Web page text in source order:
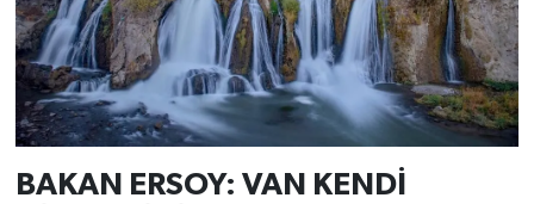
BAKAN ERSOY: VAN KENDİ